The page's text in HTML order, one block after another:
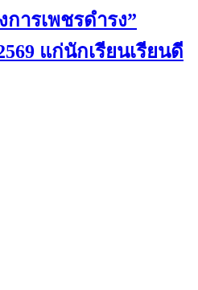
ารเพชรดำรง”
แก่นักเรียนเรียนดี